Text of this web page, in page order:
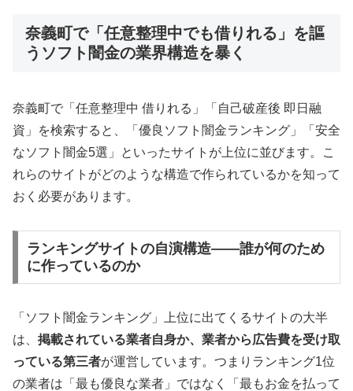
奈義町で「任意整理中でも借りれる」を謳
うソフト闇金の業界構造を暴く
奈義町で「任意整理中 借りれる」「自己破産後 即日融
資」を検索すると、「優良ソフト闇金ランキング」「安全
なソフト闇金5選」といったサイトが上位に並びます。こ
れらのサイトがどのような構造で作られているかを知って
おく必要があります。
ランキングサイトの自演構造——誰が何のため
に作っているのか
「ソフト闇金ランキング」上位に出てくるサイトの大半
は、 掲載されている業者自身か、業者から広告費を受け取
っている第三者が運営しています。つまりランキング1位
の業者は「最も優良な業者」ではなく「最もお金を払って